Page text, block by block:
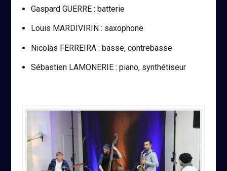
Gaspard GUERRE : batterie
Louis MARDIVIRIN : saxophone
Nicolas FERREIRA : basse, contrebasse
Sébastien LAMONERIE : piano, synthétiseur